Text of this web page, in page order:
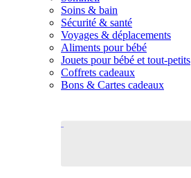
Soins & bain
Sécurité & santé
Voyages & déplacements
Aliments pour bébé
Jouets pour bébé et tout-petits
Coffrets cadeaux
Bons & Cartes cadeaux